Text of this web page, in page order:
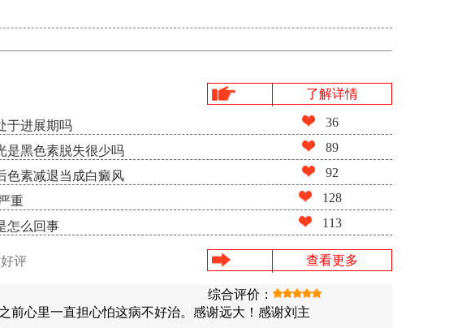
了解详情
于进展期吗 36
是黑色素脱失很少吗 89
色素减退当成白癜风 92
重 128
怎么回事 113
评 查看更多
综合评价：
前心里一直担心怕这病不好治。感谢远大！感谢刘主